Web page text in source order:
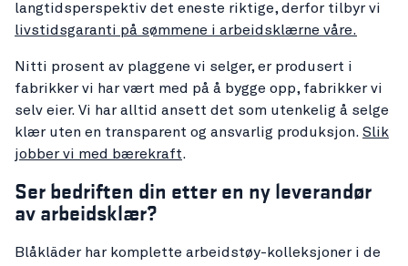
langtidsperspektiv det eneste riktige, derfor tilbyr vi
livstidsgaranti på sømmene i arbeidsklærne våre.
Nitti prosent av plaggene vi selger, er produsert i
fabrikker vi har vært med på å bygge opp, fabrikker vi
selv eier. Vi har alltid ansett det som utenkelig å selge
klær uten en transparent og ansvarlig produksjon. Slik
jobber vi med bærekraft.
Ser bedriften din etter en ny leverandør
av arbeidsklær?
Blåkläder har komplette arbeidstøy-kolleksjoner i de